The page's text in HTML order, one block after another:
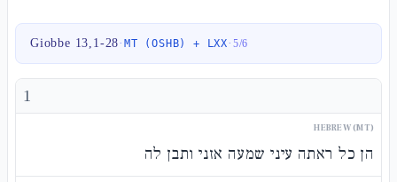
Giobbe 13,1-28·MT (OSHB) + LXX· 5/6
1
HEBREW (MT)
הן כל ראתה עיני שמעה אזני ותבן לה